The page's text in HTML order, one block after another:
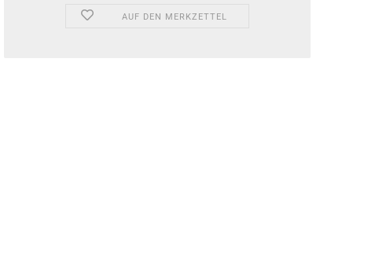
AUF DEN MERKZETTEL